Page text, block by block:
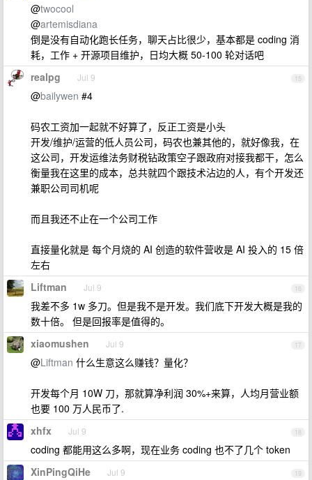
@twocool
@artemisdiana
倒是没有自动化跑长任务，聊天占比很少，基本都是 coding 消
耗，工作 + 开源项目维护，日均大概 50-100 轮对话吧
15
realpg Jul 9
@bailywen #4
码农工资加一起就不好算了，反正工资是小头
开发/维护/运营的低人员公司，码农也兼其他的，就好像我，在
这公司，开发运维法务财税钻政策空子跟政府对接我都干，怎么
衡量我在这里的成本，总共就四个跟技术沾边的人，有个开发还
兼职公司司机呢
而且我还不止在一个公司工作
直接量化就是 每个月烧的 AI 创造的软件营收是 AI 投入的 15 倍
左右
16
Liftman Jul 9
我差不多 1w 多刀。但是我不是开发。我们底下开发大概是我的
数十倍。 但是回报率是值得的。
17
xiaomushen Jul 9
@Liftman 什么生意这么赚钱？量化？
开发每个月 10W 刀，那就算净利润 30%+来算，人均月营业额
也要 100 万人民币了.
18
xhfx Jul 9
coding 都能用这么多啊，现在业务 coding 也不了几个 token
19
XinPingQiHe Jul 9